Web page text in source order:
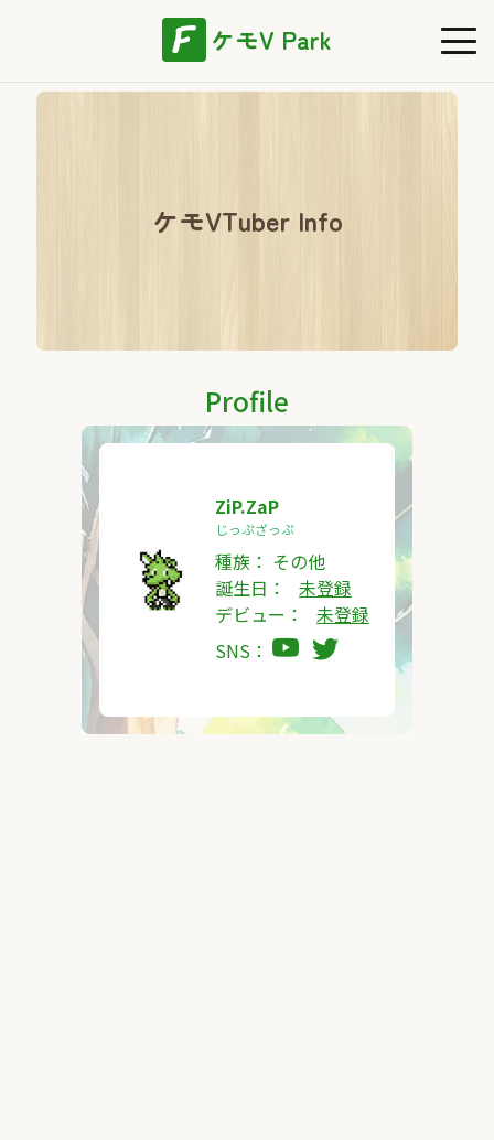
ケモV Park
ケモVTuber Info
Profile
ZiP.ZaP
じっぷざっぷ
種族： その他
誕生日：
未登録
デビュー：
未登録
SNS：